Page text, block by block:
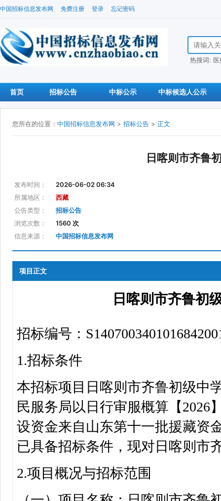
中国招标信息发布网 免费注册 登录 忘记密码
搜索招标信
热搜词:
首页 招标公告 中标公示 中标候选人公示
您所在的位置： 中国招标信息发布网 > 招标公告 > 正文
日喀则市齐鲁
发布时间：
2026-06-02 06:34
所属地区：
西藏
公告类型：
招标公告
浏览次数：
1560 次
信息来源：
中国招标信息发布网
项目正文